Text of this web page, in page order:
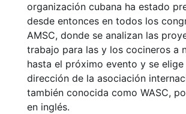
organización cubana ha estado
desde entonces en todos los
AMSC, donde se analizan las
trabajo para las y los cocineros a
hasta el próximo evento y se elige
dirección de la asociación
también conocida como WASC,
en inglés.